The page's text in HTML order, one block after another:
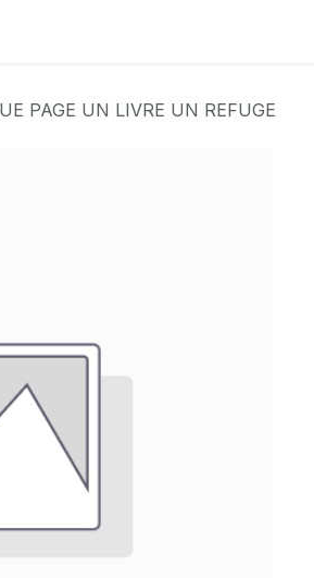
PAGE UN LIVRE UN REFUGE